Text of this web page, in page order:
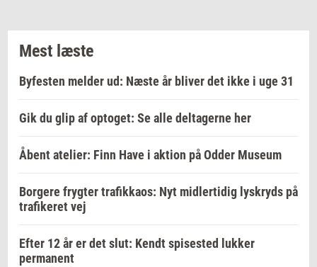
Mest læste
Byfesten melder ud: Næste år bliver det ikke i uge 31
Gik du glip af optoget: Se alle deltagerne her
Åbent atelier: Finn Have i aktion på Odder Museum
Borgere frygter trafikkaos: Nyt midlertidig lyskryds på
trafikeret vej
Efter 12 år er det slut: Kendt spisested lukker
permanent